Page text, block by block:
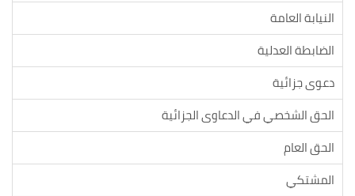
النيابة العامة
الضابطة العدلية
دعوى جزائية
الحق الشخصي في الدعاوى الجزائية
الحق العام
المشتكي